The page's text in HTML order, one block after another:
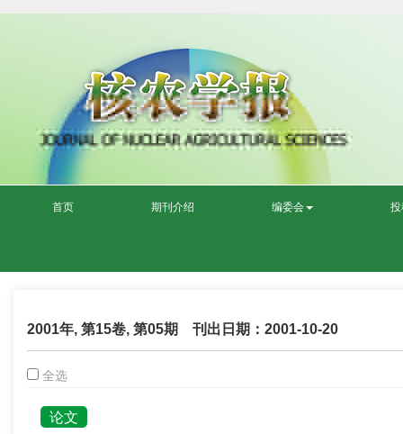
首页 期刊介绍 编委会
2001年, 第15卷, 第05期 刊出日期：2001-10-20
全选
论文